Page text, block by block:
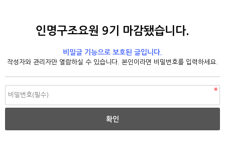
인명구조요원 9기 마감됐습니다.
비밀글 기능으로 보호된 글입니다.
작성자와 관리자만 열람하실 수 있습니다. 본인이라면 비밀번호를 입력하세요.